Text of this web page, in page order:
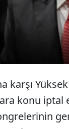
karşı
konu iptal